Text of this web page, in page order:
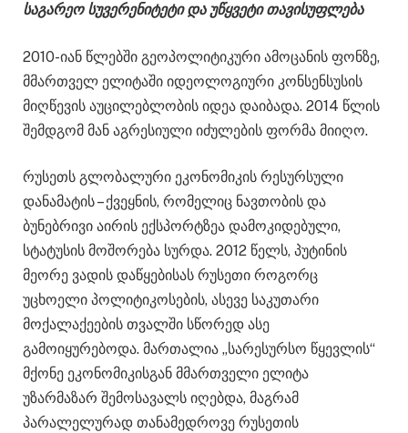
საგარეო სუვერენიტეტი და უწყვეტი თავისუფლება
2010-იან წლებში გეოპოლიტიკური ამოცანის ფონზე,
მმართველ ელიტაში იდეოლოგიური კონსენსუსის
მიღწევის აუცილებლობის იდეა დაიბადა. 2014 წლის
შემდგომ მან აგრესიული იძულების ფორმა მიიღო.
რუსეთს გლობალური ეკონომიკის რესურსული
დანამატის – ქვეყნის, რომელიც ნავთობის და
ბუნებრივი აირის ექსპორტზეა დამოკიდებული,
სტატუსის მოშორება სურდა. 2012 წელს, პუტინის
მეორე ვადის დაწყებისას რუსეთი როგორც
უცხოელი პოლიტიკოსების, ასევე საკუთარი
მოქალაქეების თვალში სწორედ ასე
გამოიყურებოდა. მართალია „სარესურსო წყევლის“
მქონე ეკონომიკისგან მმართველი ელიტა
უზარმაზარ შემოსავალს იღებდა, მაგრამ
პარალელურად თანამედროვე რუსეთის